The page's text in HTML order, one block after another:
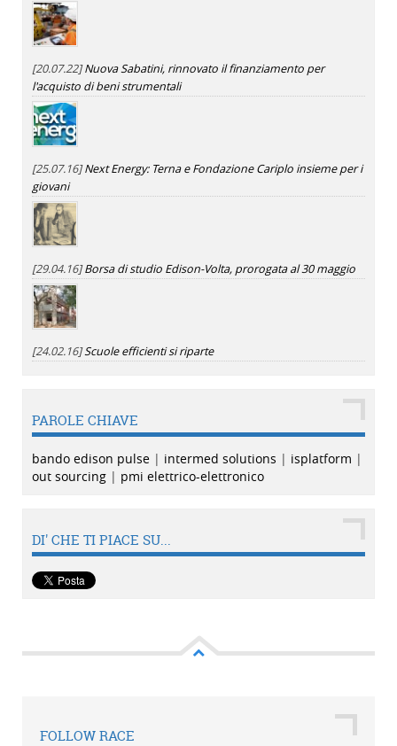
[20.07.22]Nuova Sabatini, rinnovato il finanziamento per
l'acquisto di beni strumentali
[25.07.16]Next Energy: Terna e Fondazione Cariplo insieme per i
giovani
[29.04.16]Borsa di studio Edison-Volta, prorogata al 30 maggio
[24.02.16]Scuole efficienti si riparte
PAROLE CHIAVE
bando edison pulse | intermed solutions | isplatform |
out sourcing | pmi elettrico-elettronico
DI' CHE TI PIACE SU...
FOLLOW RACE